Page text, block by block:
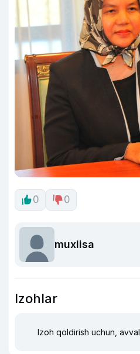
0 0
muxlisa
Izohlar
Izoh qoldirish uchun, avval